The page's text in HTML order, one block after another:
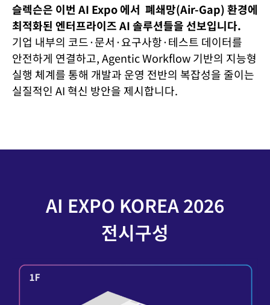
슬렉슨은 이번 AI Expo 에서 폐쇄망(Air-Gap) 환경에
최적화된 엔터프라이즈 AI 솔루션들을 선보입니다.
기업 내부의 코드·문서·요구사항·테스트 데이터를
안전하게 연결하고, Agentic Workflow 기반의 지능형
실행 체계를 통해 개발과 운영 전반의 복잡성을 줄이는
실질적인 AI 혁신 방안을 제시합니다.
AI EXPO KOREA 2026
전시구성